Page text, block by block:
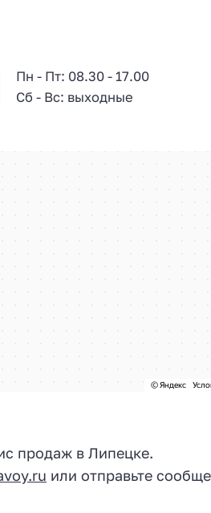
Пн - Пт: 08.30 - 17.00
Сб - Вс: выходные
продаж в Липецке.
или отправьте